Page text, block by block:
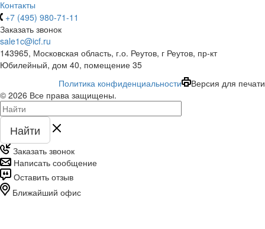
Контакты
+7 (495) 980-71-11
Заказать звонок
sale1c@icf.ru
143965, Московская область, г.о. Реутов, г Реутов, пр-кт
Юбилейный, дом 40, помещение 35
Версия для печати
Политика конфиденциальности
© 2026 Все права защищены.
Найти
Заказать звонок
Написать сообщение
Оставить отзыв
Ближайший офис